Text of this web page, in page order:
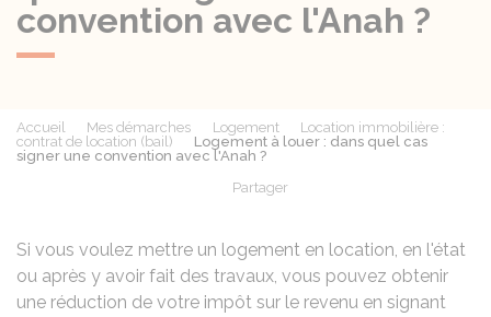
convention avec l'Anah ?
Accueil Mes démarches Logement
Location immobilière :
contrat de location (bail)
Logement à louer : dans quel cas
signer une convention avec l'Anah ?
Partager
Si vous voulez mettre un logement en location, en l'état
ou après y avoir fait des travaux, vous pouvez obtenir
une réduction de votre impôt sur le revenu en signant